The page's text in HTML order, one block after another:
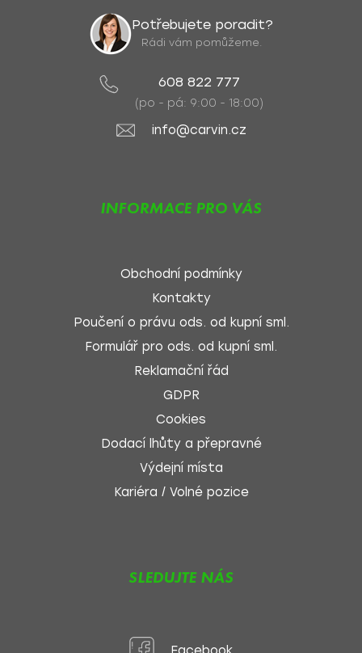
Potřebujete poradit?
Rádi vám pomůžeme.
608 822 777
(po - pá: 9:00 - 18:00)
info@carvin.cz
INFORMACE PRO VÁS
Obchodní podmínky
Kontakty
Poučení o právu ods. od kupní sml.
Formulář pro ods. od kupní sml.
Reklamační řád
GDPR
Cookies
Dodací lhůty a přepravné
Výdejní místa
Kariéra / Volné pozice
SLEDUJTE NÁS